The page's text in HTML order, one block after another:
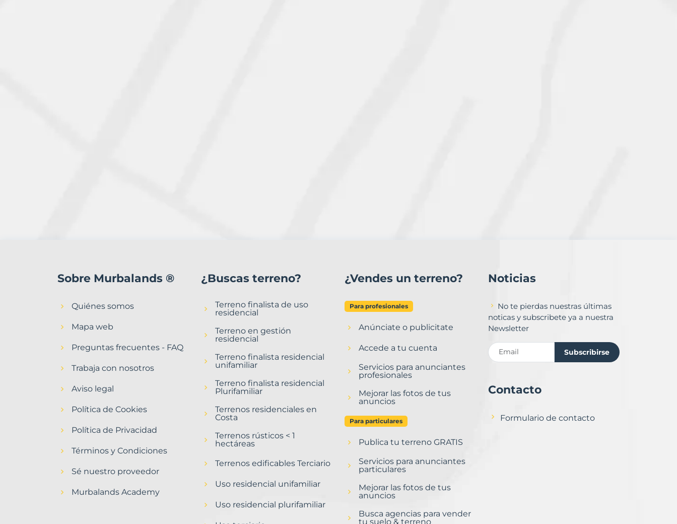
Sobre Murbalands ®
Quiénes somos
Mapa web
Preguntas frecuentes - FAQ
Trabaja con nosotros
Aviso legal
Política de Cookies
Política de Privacidad
Términos y Condiciones
Sé nuestro proveedor
Murbalands Academy
¿Buscas terreno?
Terreno finalista de uso
residencial
Terreno en gestión
residencial
Terreno finalista residencial
unifamiliar
Terreno finalista residencial
Plurifamiliar
Terrenos residenciales en
Costa
Terrenos rústicos < 1
hectáreas
Terrenos edificables Terciario
Uso residencial unifamiliar
Uso residencial plurifamiliar
¿Vendes un terreno?
Para profesionales
Anúnciate o publicitate
Accede a tu cuenta
Servicios para anunciantes
profesionales
Mejorar las fotos de tus
anuncios
Para particulares
Publica tu terreno GRATIS
Servicios para anunciantes
particulares
Mejorar las fotos de tus
anuncios
Busca agencias para vender
tu suelo & terreno
Noticias
No te pierdas nuestras últimas
noticas y subscribete ya a nuestra
Newsletter
Subscribirse
Contacto
Formulario de contacto